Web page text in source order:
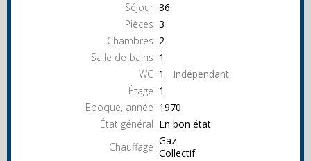
Séjour 36
Pièces 3
Chambres 2
Salle de bains 1
WC 1
Indépendant
Étage 1
Epoque, année 1970
État général En bon état
Chauffage Gaz
Collectif